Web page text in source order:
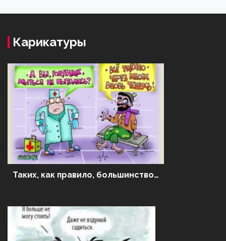
Карикатуры
Таких, как правило, большинство…